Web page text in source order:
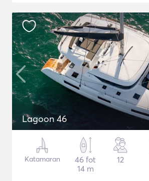
Lagoon 46
Katamaran
46 fot
14 m
12